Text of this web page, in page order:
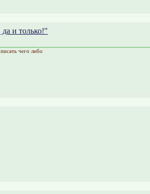
да и только!"
чего либо